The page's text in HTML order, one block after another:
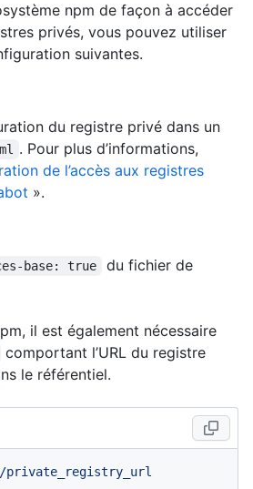
npm de façon à accéder
privés, vous pouvez utiliser
suivantes.
du registre privé dans un
. Pour plus d’informations,
de l’accès aux registres
».
base: true
du fichier de
il est également nécessaire
comportant l’URL du registre
le référentiel.